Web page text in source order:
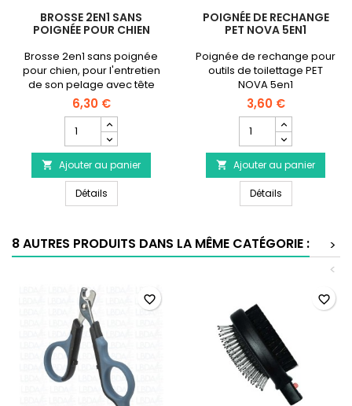
BROSSE 2EN1 SANS
POIGNÉE POUR CHIEN
Brosse 2en1 sans poignée
pour chien, pour l'entretien
de son pelage avec tête
double-face
interchangeable.
6,30 €
quantité
du
produit
Brosse
2en1
sans
pour
chien
 Ajouter au panier
DétailsBrosse 2en1 sans poignée pour chien
POIGNÉE DE RECHANGE
PET NOVA 5EN1
Poignée de rechange pour
outils de toilettage PET
NOVA 5en1
3,60 €
quantité
du
produit
Poignée
de
rechange
NOVA
5en1
 Ajouter au panier
DétailsPoignée de
8 AUTRES PRODUITS DANS LA MÊME CATÉGORIE :
>
<
favorite_border favorite_border